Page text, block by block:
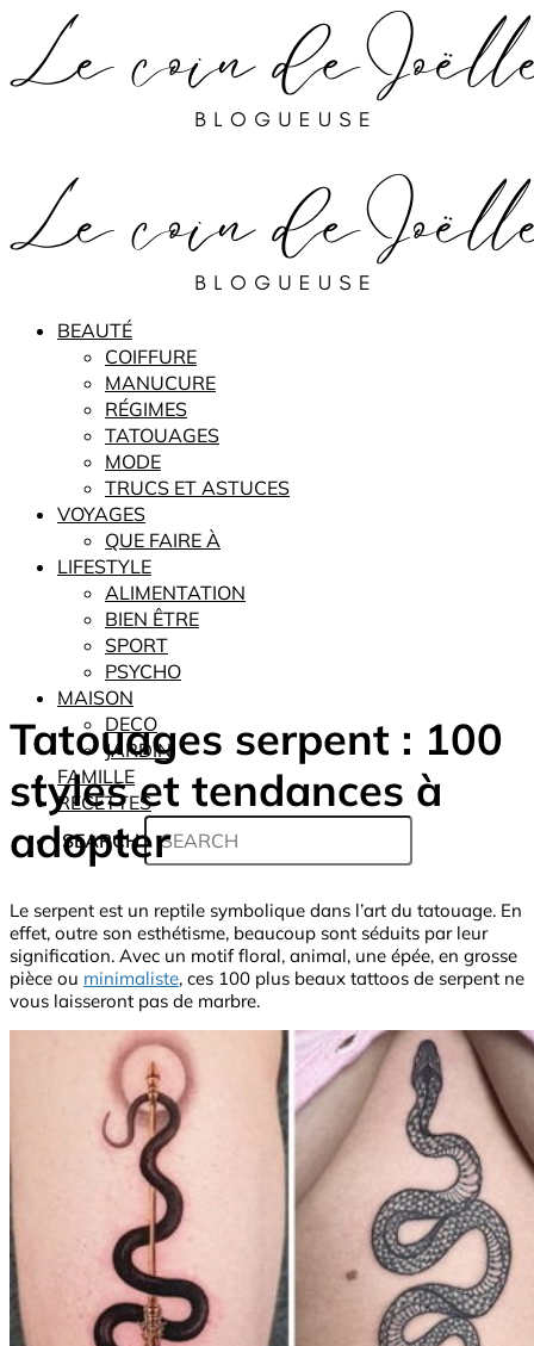
BEAUTÉ
COIFFURE
MANUCURE
RÉGIMES
TATOUAGES
MODE
TRUCS ET ASTUCES
VOYAGES
QUE FAIRE À
LIFESTYLE
ALIMENTATION
BIEN ÊTRE
SPORT
PSYCHO
MAISON
DECO
JARDIN
FAMILLE
RECETTES
SEARCH
Tatouages serpent : 100
styles et tendances à
adopter
Le serpent est un reptile symbolique dans l’art du tatouage. En
effet, outre son esthétisme, beaucoup sont séduits par leur
signification. Avec un motif floral, animal, une épée, en grosse
pièce ou minimaliste, ces 100 plus beaux tattoos de serpent ne
vous laisseront pas de marbre.